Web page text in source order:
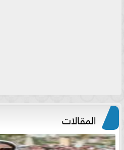
المقالات